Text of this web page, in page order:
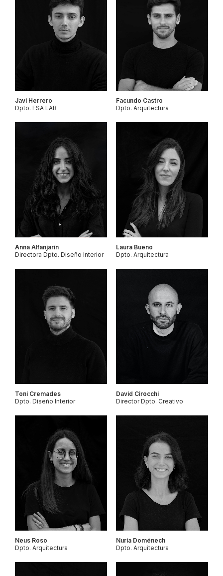
Javi Herrero
Dpto. FSA LAB
Facundo Castro
Dpto. Arquitectura
Anna Alfanjarín
Directora Dpto. Diseño Interior
Laura Bueno
Dpto. Arquitectura
Toni Cremades
Dpto. Diseño Interior
David Cirocchi
Director Dpto. Creativo
Neus Roso
Dpto. Arquitectura
Nuria Doménech
Dpto. Arquitectura